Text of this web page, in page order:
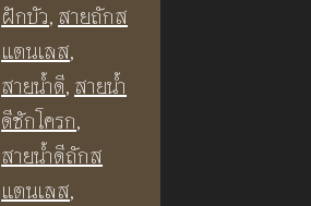
สาย
ฉีด
ชำระ
สาย
เครื่อง
ทำ
ฝักบัว, สายถักส
แตนเลส,
สายน้ำดี, สายน้ำ
ดีชักโครก,
สายน้ำดีถักส
แตนเลส,